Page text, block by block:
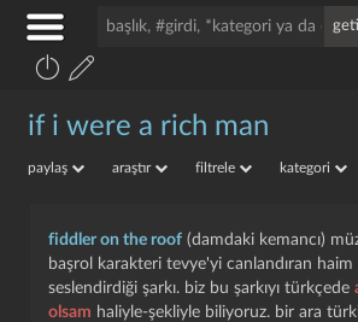
if i were a rich man
paylaş araştır filtrele kategori
fiddler on the roof (damdaki kemancı)
başrol karakteri tevye'yi canlandıran
seslendirdiği şarkı. biz bu şarkıyı türkçede
olsam haliyle-şekliyle biliyoruz. bir ara